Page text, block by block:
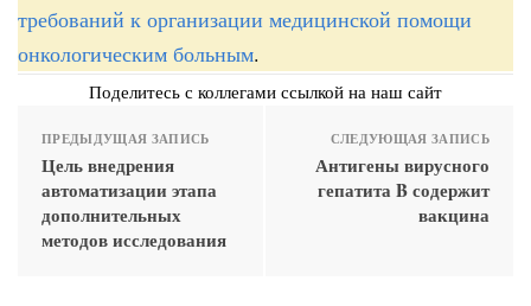
требований к организации медицинской помощи
онкологическим больным.
Поделитесь с коллегами ссылкой на наш сайт
ПРЕДЫДУЩАЯ ЗАПИСЬ
Цель внедрения
автоматизации этапа
дополнительных
методов исследования
СЛЕДУЮЩАЯ ЗАПИСЬ
Антигены вирусного
гепатита B содержит
вакцина